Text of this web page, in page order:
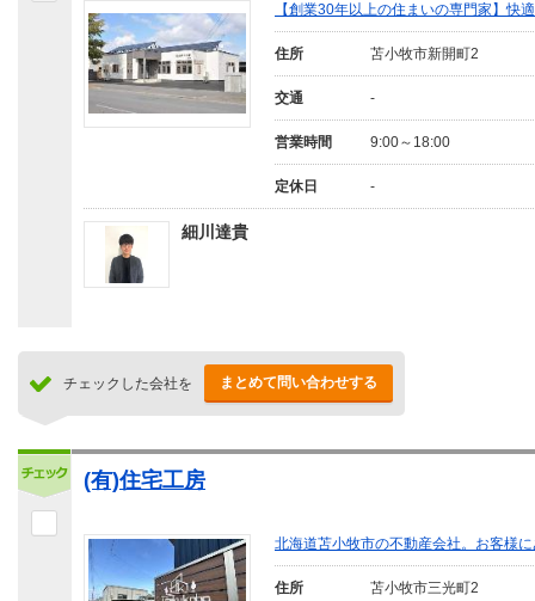
【創業30年以上の住まいの専門家】快
住所 苫小牧市新開町2
交通 -
営業時間 9:00～18:00
定休日 -
細川達貴
チェックした会社を まとめて問い合わせする
(有)住宅工房
北海道苫小牧市の不動産会社。お客様
住所 苫小牧市三光町2